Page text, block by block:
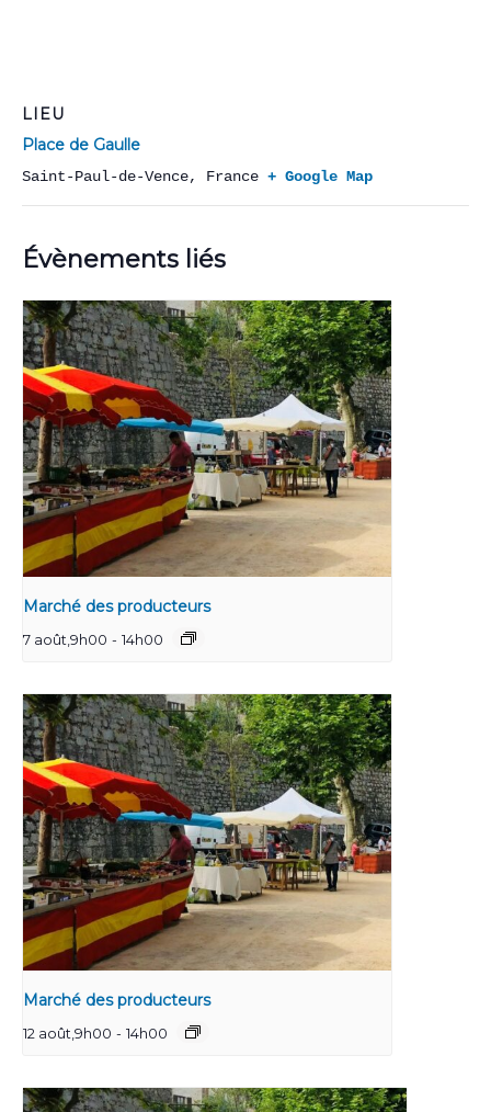
LIEU
Place de Gaulle
Saint-Paul-de-Vence, France + Google Map
Évènements liés
Marché des producteurs
7 août,9h00 - 14h00
Marché des producteurs
12 août,9h00 - 14h00